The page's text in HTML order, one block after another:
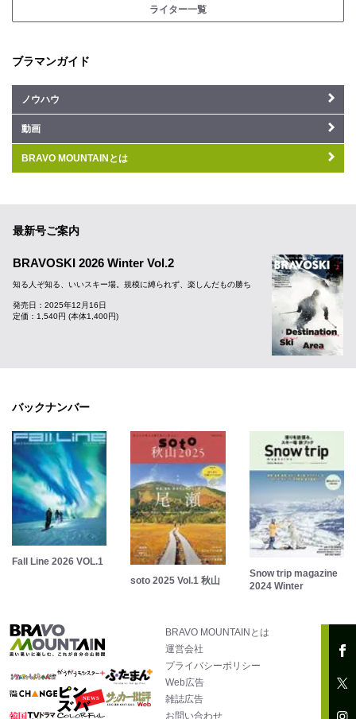
ライター一覧
ブラマンガイド
ノウハウ
動画
BRAVO MOUNTAINとは
最新号ご案内
BRAVOSKI 2026 Winter Vol.2
知る人ぞ知る、いいスキー場。規模に縛られず、楽しんだもの勝ち
発売日：2025年12月16日
定価：1,540円 (本体1,400円)
バックナンバー
Fall Line 2026 VOL.1
soto 2025 Vol.1 秋山
Snow trip magazine
2024 Winter
BRAVO MOUNTAINとは
運営会社
プライバシーポリシー
Web広告
雑誌広告
お問い合わせ